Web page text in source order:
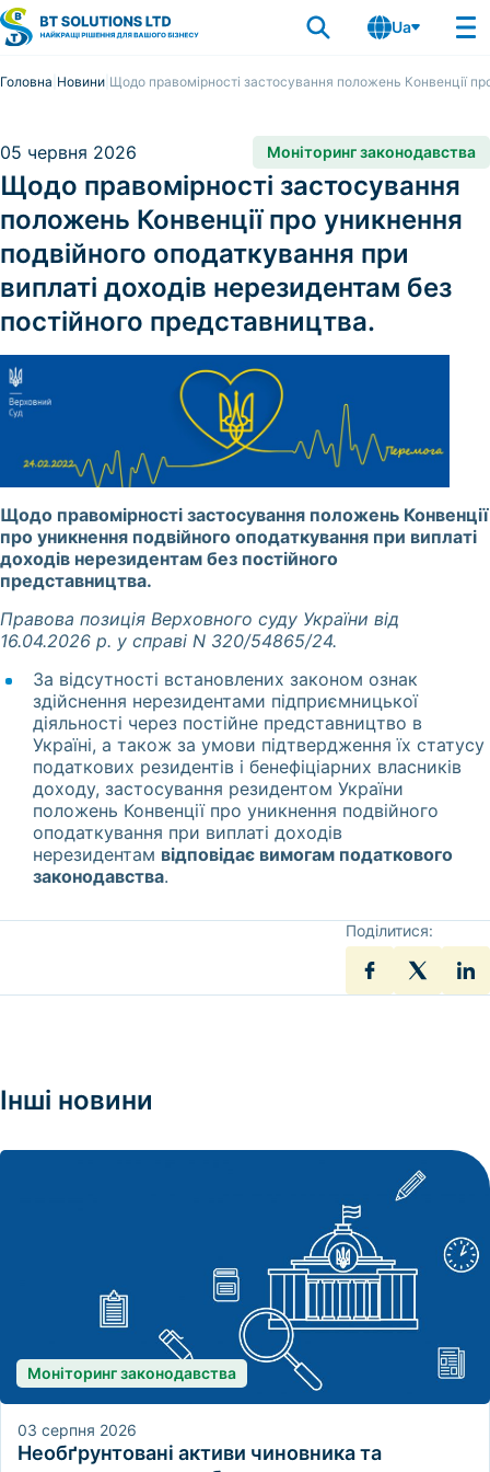
Ua
Головна Новини Щодо правомірності застосування положень Конвенції
05 червня 2026 Моніторинг законодавства
Щодо правомірності застосування
положень Конвенції про уникнення
подвійного оподаткування при
виплаті доходів нерезидентам без
постійного представництва.
Щодо правомірності застосування положень Конвенції
про уникнення подвійного оподаткування при виплаті
доходів нерезидентам без постійного
представництва.
Правова позиція Верховного суду України від
16.04.2026 р. у справі N 320/54865/24.
За відсутності встановлених законом ознак
здійснення нерезидентами підприємницької
діяльності через постійне представництво в
Україні, а також за умови підтвердження їх статусу
податкових резидентів і бенефіціарних власників
доходу, застосування резидентом України
положень Конвенції про уникнення подвійного
оподаткування при виплаті доходів
нерезидентам відповідає вимогам податкового
законодавства.
Поділитися:
Інші новини
Моніторинг законодавства
03 серпня 2026
Необґрунтовані активи чиновника та